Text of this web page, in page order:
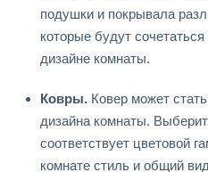
подушки и покрывала
которые будут
дизайне комнаты.
Ковры. Ковер может
дизайна комнаты.
соответствует цветовой
комнате стиль и общий